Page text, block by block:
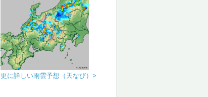
更に詳しい雨雲予想（天なび）>